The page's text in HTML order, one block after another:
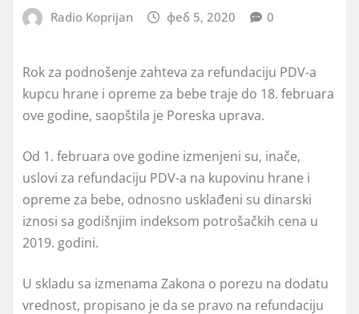
Radio Koprijan феб 5, 2020 0
Rok za podnošenje zahteva za refundaciju PDV-a
kupcu hrane i opreme za bebe traje do 18. februara
ove godine, saopštila je Poreska uprava.
Od 1. februara ove godine izmenjeni su, inače,
uslovi za refundaciju PDV-a na kupovinu hrane i
opreme za bebe, odnosno usklađeni su dinarski
iznosi sa godišnjim indeksom potrošačkih cena u
2019. godini.
U skladu sa izmenama Zakona o porezu na dodatu
vrednost, propisano je da se pravo na refundaciju